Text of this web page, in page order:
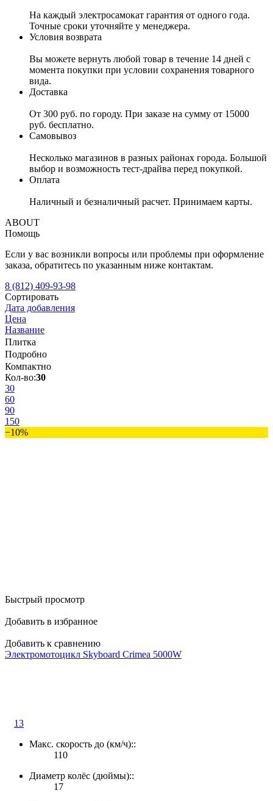
На каждый электросамокат гарантия от одного года.
Точные сроки уточняйте у менеджера.
Условия возврата
Вы можете вернуть любой товар в течение 14 дней с
момента покупки при условии сохранения товарного
вида.
Доставка
От 300 руб. по городу. При заказе на сумму от 15000
руб. бесплатно.
Самовывоз
Несколько магазинов в разных районах города. Большой
выбор и возможность тест-драйва перед покупкой.
Оплата
Наличный и безналичный расчет. Принимаем карты.
ABOUT
Помощь
Если у вас возникли вопросы или проблемы при оформление
заказа, обратитесь по указанным ниже контактам.
8 (812) 409-93-98
Сортировать
Дата добавления
Цена
Название
Плитка
Подробно
Компактно
Кол-во:30
30
60
90
150
−10%
Быстрый просмотр
Добавить в избранное
Добавить к сравнению
Электромотоцикл Skyboard Crimea 5000W
13
Макс. скорость до (км/ч)::
110
Диаметр колёс (дюймы)::
17